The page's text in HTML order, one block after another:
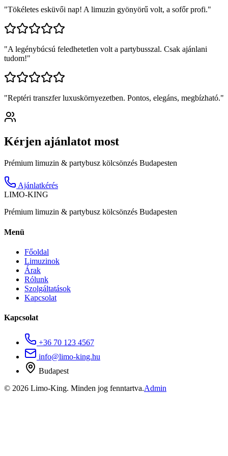
"Tökéletes esküvői nap! A limuzin gyönyörű volt, a sofőr profi."
"A legénybúcsú feledhetetlen volt a partybusszal. Csak ajánlani
tudom!"
"Reptéri transzfer luxuskörnyezetben. Pontos, elegáns, megbízható."
Kérjen ajánlatot most
Prémium limuzin & partybusz kölcsönzés Budapesten
Ajánlatkérés
LIMO-KING
Prémium limuzin & partybusz kölcsönzés Budapesten
Menü
Főoldal
Limuzinok
Árak
Rólunk
Szolgáltatások
Kapcsolat
Kapcsolat
+36 70 123 4567
info@limo-king.hu
Budapest
© 2026 Limo-King. Minden jog fenntartva.Admin